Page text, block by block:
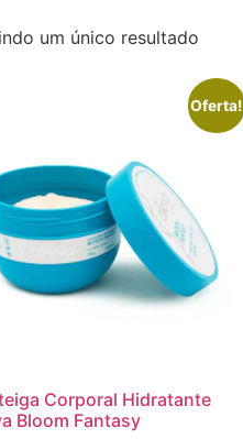
um único resultado
Oferta!
Corporal Hidratante
Bloom Fantasy